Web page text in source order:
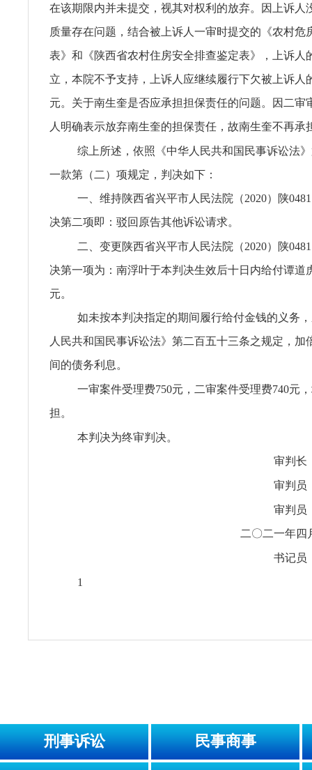
在该期限内并未提交，视其对权利的放弃。因上诉人
质量存在问题，结合被上诉人一审时提交的《农村危
表》和《陕西省农村住房安全排查鉴定表》，上诉人
立，本院不予支持，上诉人应继续履行下欠被上诉人
元。关于南生奎是否应承担担保责任的问题。因二审
人明确表示放弃南生奎的担保责任，故南生奎不再承
综上所述，依照《中华人民共和国民事诉讼法
一款第（二）项规定，判决如下：
一、维持陕西省兴平市人民法院（2020）陕
决第二项即：驳回原告其他诉讼请求。
二、变更陕西省兴平市人民法院（2020）陕
决第一项为：南浮叶于本判决生效后十日内给付谭道
元。
如未按本判决指定的期间履行给付金钱的义务
人民共和国民事诉讼法》第二百五十三条之规定，加
间的债务利息。
一审案件受理费750元，二审案件受理费740元
担。
本判决为终审判决。
审判
审判
审判
二〇二一年四
书记
1
刑事诉讼 民事商事